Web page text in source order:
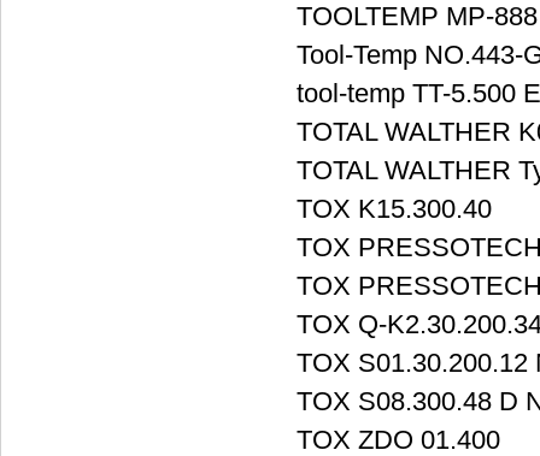
TOOLTEMP MP-888
Tool-Temp NO.443-
tool-temp TT-5.500 E
TOTAL WALTHER
TOTAL WALTHER
TOX K15.300.40
TOX
TOX
TOX Q-
TOX S01.30.200.12
TOX S08.300.48 D
TOX ZDO 01.400